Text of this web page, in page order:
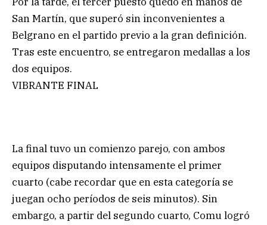
San Martín, que superó sin inconvenientes a
Belgrano en el partido previo a la gran definición.
Tras este encuentro, se entregaron medallas a los
dos equipos.
VIBRANTE FINAL
La final tuvo un comienzo parejo, con ambos
equipos disputando intensamente el primer
cuarto (cabe recordar que en esta categoría se
juegan ocho períodos de seis minutos). Sin
embargo, a partir del segundo cuarto, Comu logró